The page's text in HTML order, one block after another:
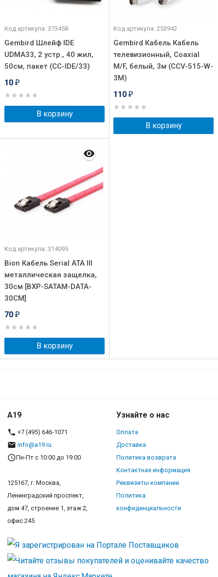
Код артикула: 373458
Gembird Шлейф IDE
UDMA33, 2 устр., 40 жил,
50см, пакет (CC-IDE/33)
10 ₽
В корзину
Код артикула: 253942
Gembird Кабель Кабель
телевизионный, Coaxial
M/F, белый, 3м (CCV-515-W-
3M)
110 ₽
В корзину
Код артикула: 314095
Bion Кабель Serial ATA III
металлическая защелка,
30см [BXP-SATAM-DATA-
30CM]
70 ₽
В корзину
A19
+7 (495) 646-1071
info@a19.ru
Пн-Пт с 10:00 до 19:00
125167, г. Москва,
Ленинградский проспект,
дом 47, строение 1, этаж 2,
офис 245
Узнайте о нас
Оплата
Доставка
Политика возврата
Контактная информация
Реквизиты компании
Политика
конфиденциальности